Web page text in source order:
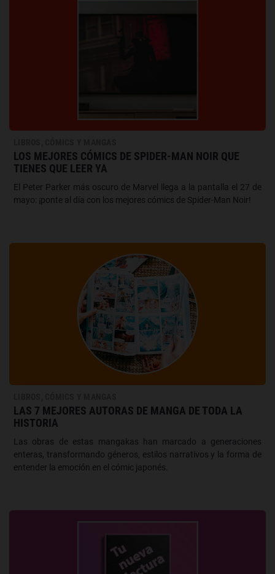
LOS MEJORES CÓMICS DE SPIDER-MAN NOIR QUE
TIENES QUE LEER YA
El Peter Parker más oscuro de Marvel llega a la pantalla el 27 de
mayo: ¡ponte al día con los mejores cómics de Spider-Man Noir!
LAS 7 MEJORES AUTORAS DE MANGA DE TODA LA
HISTORIA
Las obras de estas mangakas han marcado a generaciones
enteras, transformando géneros, estilos narrativos y la forma de
entender la emoción en el cómic japonés.